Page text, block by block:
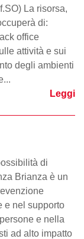
La risorsa,
di:
office
attività e sui
degli ambienti
Leggi
di
Brianza è un
e nel supporto
e nella
ad alto impatto